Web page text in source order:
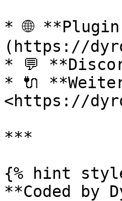
* 🌐
(https://
* 💬
* 🔌
<https://
***
{% hint
**Coded by